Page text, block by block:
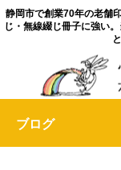
静岡市で創業70年の老舗
じ・無線綴じ冊子に強い
ブログ